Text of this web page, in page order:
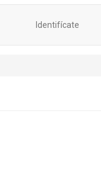
Identifícate